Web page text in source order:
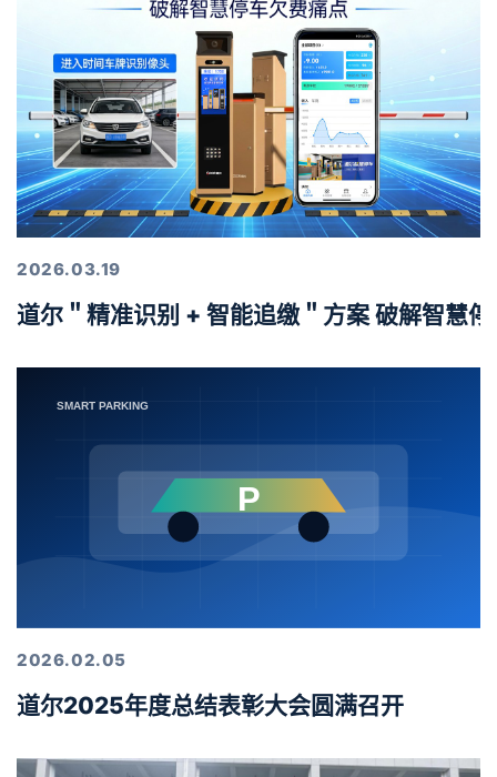
2026.03.19
道尔＂精准识别 + 智能追缴＂方案 破解智慧
2026.02.05
道尔2025年度总结表彰大会圆满召开